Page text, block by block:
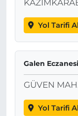
Yol Tarifi Al
Galen Eczanesi
GÜVEN
Yol Tarifi Al